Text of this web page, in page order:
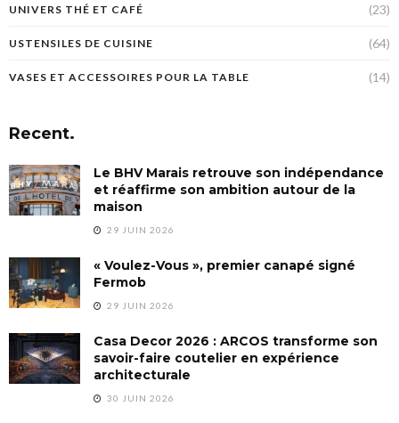
UNIVERS THÉ ET CAFÉ (23)
USTENSILES DE CUISINE (64)
VASES ET ACCESSOIRES POUR LA TABLE (14)
Recent.
Le BHV Marais retrouve son indépendance
et réaffirme son ambition autour de la
maison
29 JUIN 2026
« Voulez-Vous », premier canapé signé
Fermob
29 JUIN 2026
Casa Decor 2026 : ARCOS transforme son
savoir-faire coutelier en expérience
architecturale
30 JUIN 2026